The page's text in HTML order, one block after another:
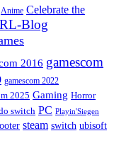
Anime Celebrate the
Blog
2016 gamescom
gamescom 2022
2025 Gaming Horror
switch PC Playin'Siegen
steam switch ubisoft